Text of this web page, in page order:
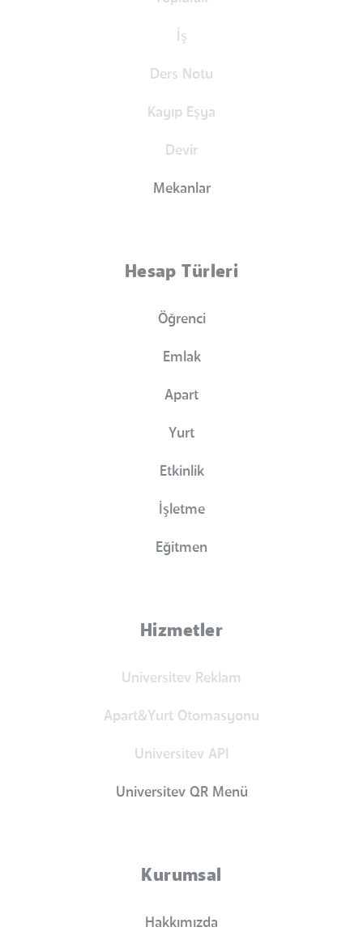
İş
Ders Notu
Kayıp Eşya
Devir
Mekanlar
Hesap Türleri
Öğrenci
Emlak
Apart
Yurt
Etkinlik
İşletme
Eğitmen
Hizmetler
Universitev Reklam
Apart&Yurt Otomasyonu
Universitev API
Universitev QR Menü
Kurumsal
Hakkımızda